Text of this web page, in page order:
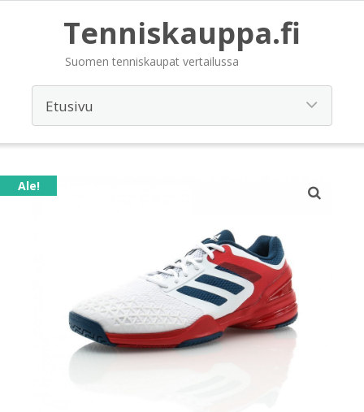
Tenniskauppa.fi
Suomen tenniskaupat vertailussa
Ale!